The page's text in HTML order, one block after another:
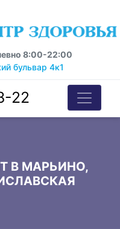
8:00-22:00
бульвар 4к1
22
В МАРЬИНО,